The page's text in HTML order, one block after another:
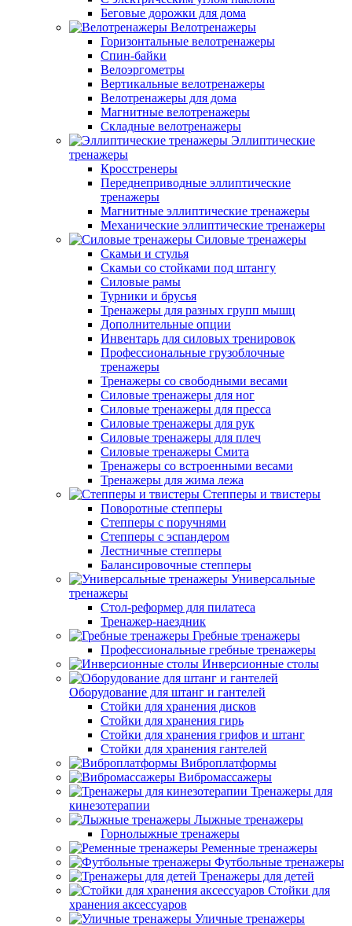
Беговые дорожки для дома
Велотренажеры
Горизонтальные велотренажеры
Спин-байки
Велоэргометры
Вертикальные велотренажеры
Велотренажеры для дома
Магнитные велотренажеры
Складные велотренажеры
Эллиптические
тренажеры
Кросстренеры
Переднеприводные эллиптические
тренажеры
Магнитные эллиптические тренажеры
Механические эллиптические тренажеры
Силовые тренажеры
Скамьи и стулья
Скамьи со стойками под штангу
Силовые рамы
Турники и брусья
Тренажеры для разных групп мышц
Дополнительные опции
Инвентарь для силовых тренировок
Профессиональные грузоблочные
тренажеры
Тренажеры со свободными весами
Силовые тренажеры для ног
Силовые тренажеры для пресса
Силовые тренажеры для рук
Силовые тренажеры для плеч
Силовые тренажеры Смита
Тренажеры со встроенными весами
Тренажеры для жима лежа
Степперы и твистеры
Поворотные степперы
Степперы с поручнями
Степперы с эспандером
Лестничные степперы
Балансировочные степперы
Универсальные
тренажеры
Стол-реформер для пилатеса
Тренажер-наездник
Гребные тренажеры
Профессиональные гребные тренажеры
Инверсионные столы
Оборудование для штанг и гантелей
Стойки для хранения дисков
Стойки для хранения гирь
Стойки для хранения грифов и штанг
Стойки для хранения гантелей
Виброплатформы
Вибромассажеры
Тренажеры для
кинезотерапии
Лыжные тренажеры
Горнолыжные тренажеры
Ременные тренажеры
Футбольные тренажеры
Тренажеры для детей
Стойки для
хранения аксессуаров
Уличные тренажеры